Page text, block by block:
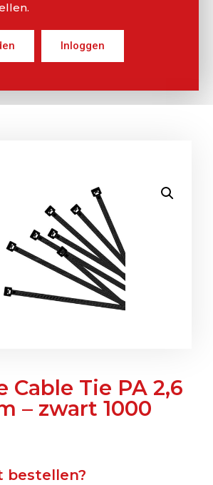
Inloggen
Cable Tie PA 2,6
– zwart 1000
bestellen?